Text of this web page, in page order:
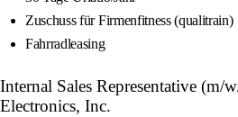
Zuschuss für Firmenfitness (qualitrain)
Fahrradleasing
Internal Sales Representative (m/
Electronics, Inc.